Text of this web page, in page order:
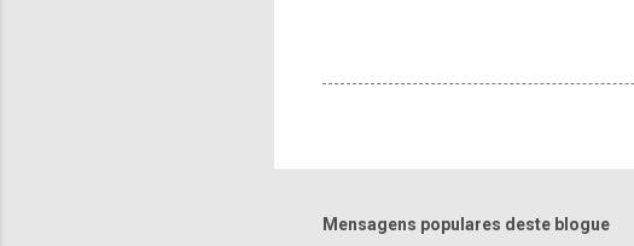
Mensagens populares deste blogue